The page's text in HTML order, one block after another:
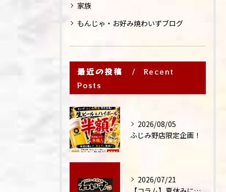
家族
もんじゃ・お好み焼わいずブログ
最近の投稿
Recent
Posts
2026/08/05
ふじみ野店限定企画！
2026/07/21